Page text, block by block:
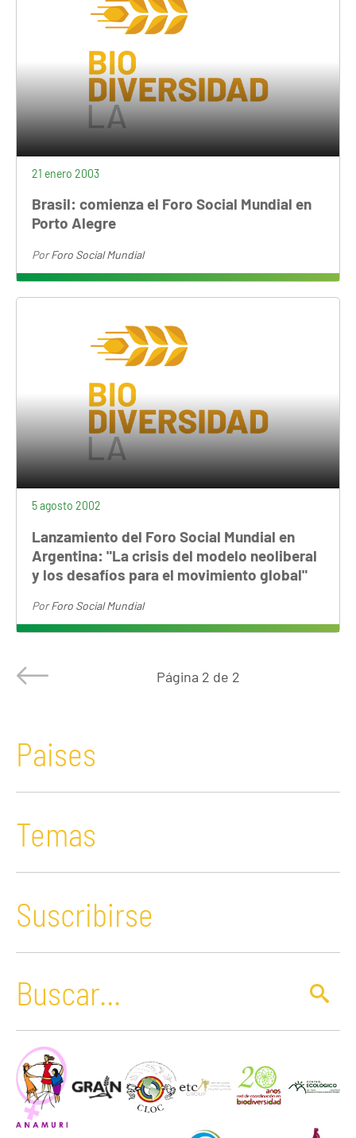
21 enero 2003
Brasil: comienza el Foro Social Mundial en
Porto Alegre
PorForo Social Mundial
5 agosto 2002
Lanzamiento del Foro Social Mundial en
Argentina: "La crisis del modelo neoliberal
y los desafíos para el movimiento global"
PorForo Social Mundial
Página 2 de 2
Paises
Temas
Suscribirse